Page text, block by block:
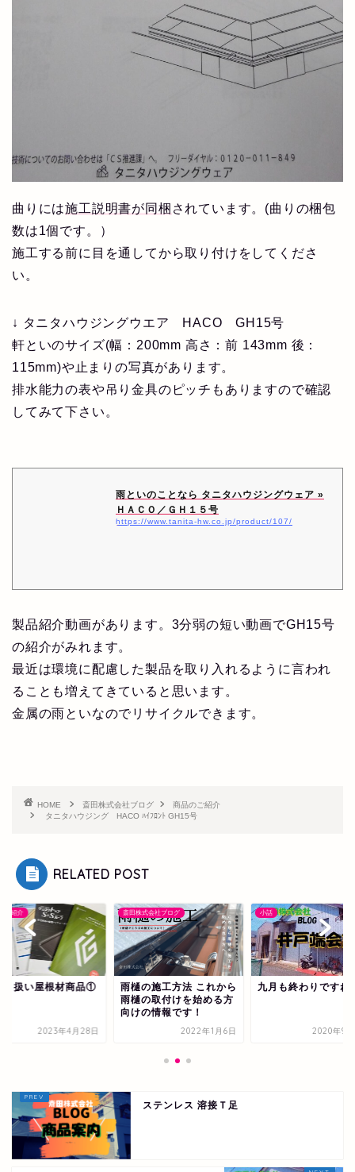
曲りには施工説明書が同梱 されています。(曲りの梱包
数は1個です。）
施工する前に目を通してから取り付けをしてくださ
い。
↓ タニタハウジングウエア HACO GH15号
軒といのサイズ(幅：200mm 高さ：前 143mm 後：
115mm)や止まりの写真があります。
排水能力の表や吊り金具のピッチもありますので確認
してみて下さい。
雨といのことなら タニタハウジングウェア »
ＨＡＣＯ／ＧＨ１５号
https://www.tanita-hw.co.jp/product/107/
製品紹介動画があります。3分弱の短い動画でGH15号
の紹介がみれます。
最近は環境に配慮した製品を取り入れるように言われ
ることも増えてきていると思います。
金属の雨といなのでリサイクルできます。
HOME 斎田株式会社ブログ
商品のご紹介
タニタハウジング HACO ﾊｲﾌﾛﾝﾄ GH15号
RELATED POST
ご紹介
り扱い屋根材商品①
2023年4月28日
斎田株式会社ブログ
雨樋の施工方法 これから
雨樋の取付けを始める方
向けの情報です！
2022年1月6日
小話
九月も終わりですね
2020年9
ステンレス 溶接Ｔ足